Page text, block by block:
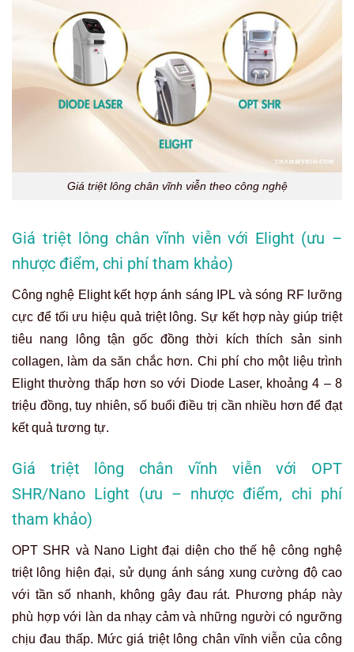
Giá triệt lông chân vĩnh viễn theo công nghệ
Giá triệt lông chân vĩnh viễn với Elight (ưu –
nhược điểm, chi phí tham khảo)
Công nghệ Elight kết hợp ánh sáng IPL và sóng RF lưỡng
cực để tối ưu hiệu quả triệt lông. Sự kết hợp này giúp triệt
tiêu nang lông tận gốc đồng thời kích thích sản sinh
collagen, làm da săn chắc hơn. Chi phí cho một liệu trình
Elight thường thấp hơn so với Diode Laser, khoảng 4 – 8
triệu đồng, tuy nhiên, số buổi điều trị cần nhiều hơn để đạt
kết quả tương tự.
Giá triệt lông chân vĩnh viễn với OPT
SHR/Nano Light (ưu – nhược điểm, chi phí
tham khảo)
OPT SHR và Nano Light đại diện cho thế hệ công nghệ
triệt lông hiện đại, sử dụng ánh sáng xung cường độ cao
với tần số nhanh, không gây đau rát. Phương pháp này
phù hợp với làn da nhạy cảm và những người có ngưỡng
chịu đau thấp. Mức giá triệt lông chân vĩnh viễn của công